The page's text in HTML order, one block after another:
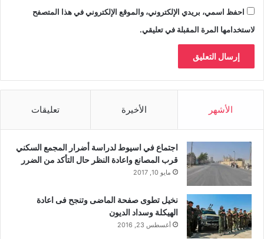
احفظ اسمي، بريدي الإلكتروني، والموقع الإلكتروني في هذا المتصفح
لاستخدامها المرة المقبلة في تعليقي.
الأشهر الأخيرة تعليقات
اجتماع في اسيوط لدراسة أضرار المجمع السكني
قرب المصانع واعادة النظر حال التأكد من الضرر
مايو 10, 2017
نخيل تطوى صفحة الماضى وتنجح فى اعادة
الهيكلة وسداد الديون
أغسطس 23, 2016